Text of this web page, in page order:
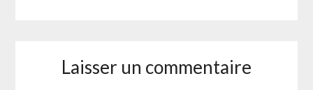
Laisser un commentaire